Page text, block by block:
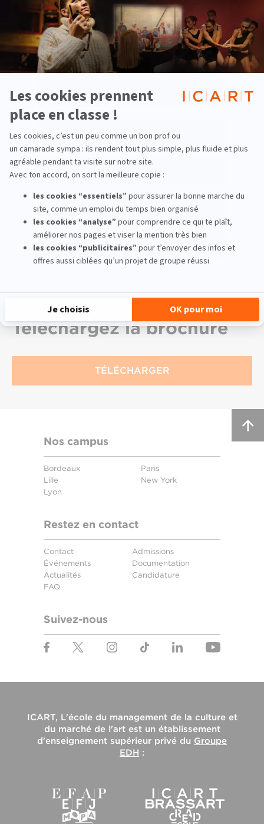
Portes ouvertes
Ateliers Découverte
Zoom Métiers
Préparation au concours - Année 1 à 3
Candidatures - Années 4 et 5
Coup d'pouce culture
Nous rencontrer
Téléchargezla brochure
TÉLÉCHARGER
Nos campus
Bordeaux
Lille
Lyon
Paris
New York
Restez en contact
Contact
Événements
Actualités
FAQ
Admissions
Documentation
Candidature
Suivez-nous
ICART, L'école du management de la culture et
du marché de l'artest un établissement
d'enseignement supérieur privé du Groupe
EDH :